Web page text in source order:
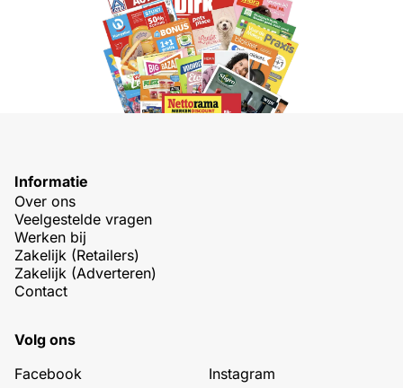
Informatie
Over ons
Veelgestelde vragen
Werken bij
Zakelijk (Retailers)
Zakelijk (Adverteren)
Contact
Volg ons
Facebook
Instagram